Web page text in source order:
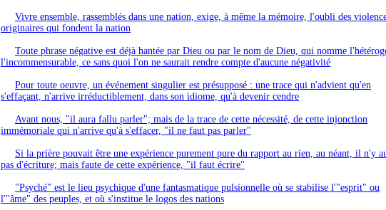
Vivre ensemble, rassemblés dans une nation, exige, à même la mémoire, l'oubli des
originaires qui fondent la nation
Toute phrase négative est déjà hantée par Dieu ou par le nom de Dieu, qui nomme
l'incommensurable, ce sans quoi l'on ne saurait rendre compte d'aucune négativité
Pour toute oeuvre, un événement singulier est présupposé : une trace qui n'advient qu'en
s'effaçant, n'arrive irréductiblement, dans son idiome, qu'à devenir cendre
Avant nous, "il aura fallu parler"; mais de la trace de cette nécessité, de cette injonction
immémoriale qui n'arrive qu'à s'effacer, "il ne faut pas parler"
Si la prière pouvait être une expérience purement pure du rapport au rien, au néant, il n'y
pas d'écriture; mais faute de cette expérience, "il faut écrire"
"Psyché" est le lieu psychique d'une fantasmatique pulsionnelle où se stabilise l'"esprit" ou
l'"âme" des peuples, et où s'institue le logos des nations